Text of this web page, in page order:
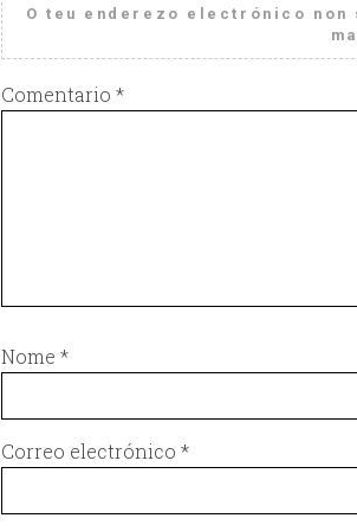
O teu enderezo electrónico non
Comentario *
Nome *
Correo electrónico *